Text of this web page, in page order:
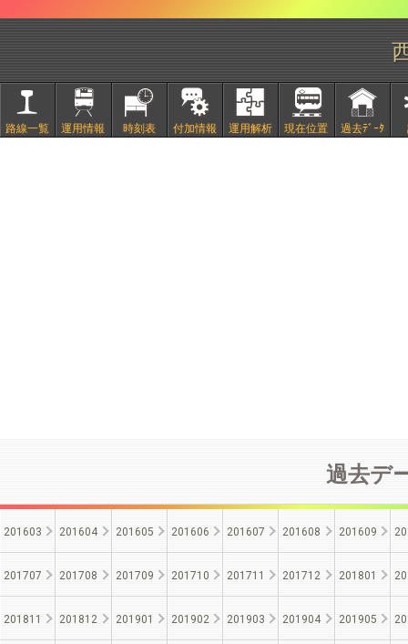
路線一覧 運用情報 時刻表 付加情報 運用解析 現在位置 過去ﾃﾞｰﾀ
過去デ
201603 201604 201605 201606 201607 201608 201609
201707 201708 201709 201710 201711 201712 201801
201811 201812 201901 201902 201903 201904 201905